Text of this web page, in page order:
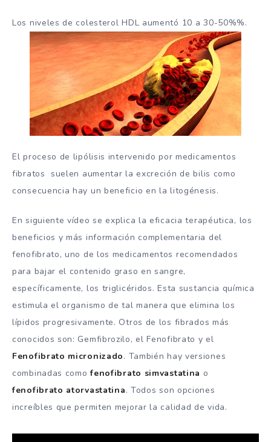
Los niveles de colesterol HDL aumentó 10 a 30-50%%.
El proceso de lipólisis intervenido por medicamentos
fibratos suelen aumentar la excreción de bilis como
consecuencia hay un beneficio en la litogénesis.
En siguiente vídeo se explica la eficacia terapéutica, los
beneficios y más información complementaria del
fenofibrato, uno de los medicamentos recomendados
para bajar el contenido graso en sangre,
específicamente, los triglicéridos. Esta sustancia química
estimula el organismo de tal manera que elimina los
lípidos progresivamente. Otros de los fibrados más
conocidos son: Gemfibrozilo, el Fenofibrato y el
Fenofibrato micronizado. También hay versiones
combinadas comofenofibrato simvastatina o
fenofibrato atorvastatina. Todos son opciones
increíbles que permiten mejorar la calidad de vida.